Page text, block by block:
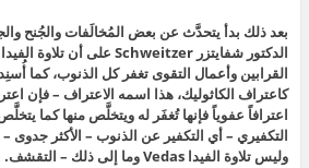
بعد ذلك بدأ يتحدَّث عن بعض المُخالَفات والجُنح
القرابين وأعمال التقوى تغفر كل الذنوب، كما
كاعتراف الكاثوليك، هذا اسمه الاعتراف – فإن
اعترافاً عفوياً فإنها تُغفَر له ويتخلَّص منها كما
التكفيري – أي التكفير عن الذنوب – الأكثر جدوى
وليس تلاوة الفيدا Vedas وما إلى ذلك – التقشف.